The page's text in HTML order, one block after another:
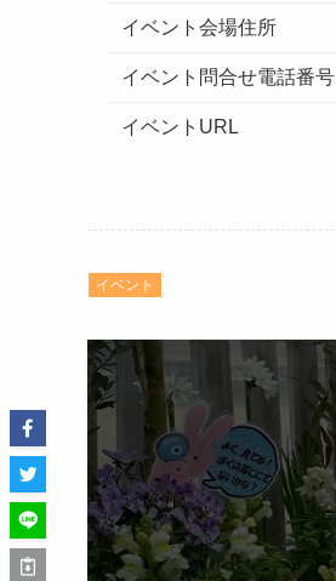
イベント会場住所
イベント問合せ電話番号
イベントURL
イベント